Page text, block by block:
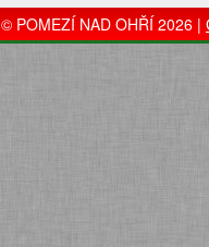
© POMEZÍ NAD OHŘÍ 2026 |